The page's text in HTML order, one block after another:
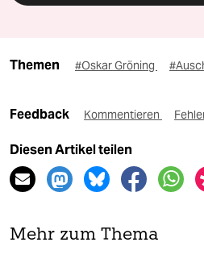
Themen #Oskar Gröning
Feedback Kommentieren
Diesen Artikel teilen
Mehr zum Thema